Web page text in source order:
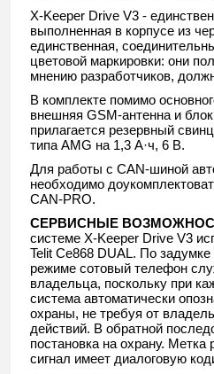
X-Keeper Drive V3 -
выполненная в корпусе из
единственная,
цветовой маркировки: они
мнению разработчиков,
В комплекте помимо
внешняя GSM-антенна и
прилагается резервный
типа AMG на 1,3 А·ч, 6 В.
Для работы с CAN-шиной
необходимо
CAN-PRO.
СЕРВИСНЫЕ
системе X-Keeper Drive V3
Telit Ce868 DUAL. По
режиме сотовый телефон
владельца, поскольку при
система автоматически
охраны, не требуя от
действий. В обратной
постановка на охрану. Метка
сигнал имеет диалоговую